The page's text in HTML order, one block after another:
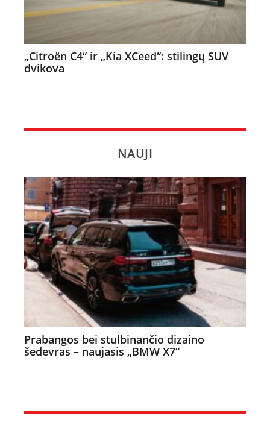
„Citroën C4“ ir „Kia XCeed“: stilingų SUV
dvikova
NAUJI
Prabangos bei stulbinančio dizaino
šedevras – naujasis „BMW X7“